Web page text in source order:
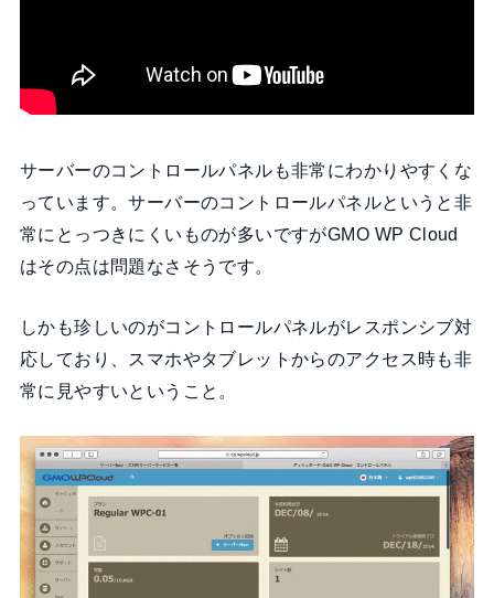
サーバーのコントロールパネルも非常にわかりやすくな
っています。サーバーのコントロールパネルというと非
常にとっつきにくいものが多いですがGMO WP Cloud
はその点は問題なさそうです。
しかも珍しいのがコントロールパネルがレスポンシブ対
応しており、スマホやタブレットからのアクセス時も非
常に見やすいということ。